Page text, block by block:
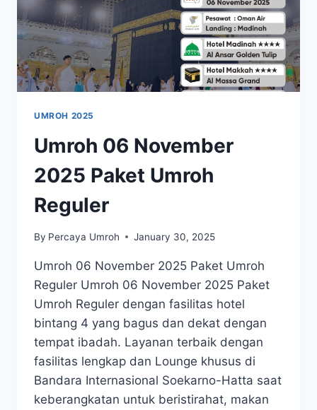
UMROH 2025
Umroh 06 November
2025 Paket Umroh
Reguler
By Percaya Umroh January 30, 2025
Umroh 06 November 2025 Paket Umroh
Reguler Umroh 06 November 2025 Paket
Umroh Reguler dengan fasilitas hotel
bintang 4 yang bagus dan dekat dengan
tempat ibadah. Layanan terbaik dengan
fasilitas lengkap dan Lounge khusus di
Bandara Internasional Soekarno-Hatta saat
keberangkatan untuk beristirahat, makan